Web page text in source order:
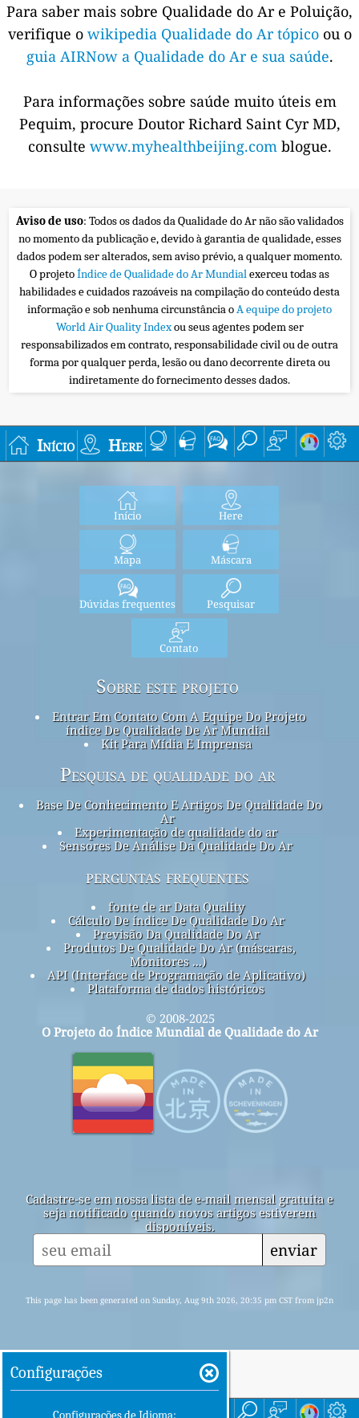
Para saber mais sobre Qualidade do Ar e Poluição,
verifique o wikipedia Qualidade do Ar tópico ou o
guia AIRNow a Qualidade do Ar e sua saúde.
Para informações sobre saúde muito úteis em
Pequim, procure Doutor Richard Saint Cyr MD,
consulte www.myhealthbeijing.com blogue.
Aviso de uso: Todos os dados da Qualidade do Ar não são validados
no momento da publicação e, devido à garantia de qualidade, esses
dados podem ser alterados, sem aviso prévio, a qualquer momento.
O projetoÍndice de Qualidade do Ar Mundialexerceu todas as
habilidades e cuidados razoáveis na compilação do conteúdo desta
informação e sob nenhuma circunstância oA equipe do projeto
World Air Quality Indexou seus agentes podem ser
responsabilizados em contrato, responsabilidade civil ou de outra
forma por qualquer perda, lesão ou dano decorrente direta ou
indiretamente do fornecimento desses dados.
Início Here
Início Here
Mapa Máscara
Dúvidas frequentes Pesquisar
Contato
Sobre este projeto
Entrar Em Contato Com A Equipe Do Projeto
índice De Qualidade De Ar Mundial
Kit Para Mídia E Imprensa
Pesquisa de qualidade do ar
Base De Conhecimento E Artigos De Qualidade Do
Ar
Experimentação de qualidade do ar
Sensores De Análise Da Qualidade Do Ar
perguntas frequentes
fonte de ar Data Quality
Cálculo De índice De Qualidade Do Ar
Previsão Da Qualidade Do Ar
Produtos De Qualidade Do Ar (máscaras,
Monitores ...)
API (Interface de Programação de Aplicativo)
Plataforma de dados históricos
© 2008-2025
O Projeto do Índice Mundial de Qualidade do Ar
Cadastre-se em nossa lista de e-mail mensal gratuita e
seja notificado quando novos artigos estiverem
disponíveis.
enviar
This page has been generated on Sunday, Aug 9th 2026, 20:35 pm CST from jp2n
Configurações